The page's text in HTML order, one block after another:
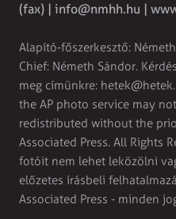
(fax) | info@nmhh.hu |
Alapító-főszerkesztő:
Chief: Németh Sándor.
meg címünkre:
the AP photo service may
redistributed without the
Associated Press. All Rights
fotóit nem lehet leközölni
előzetes írásbeli
Associated Press - minden